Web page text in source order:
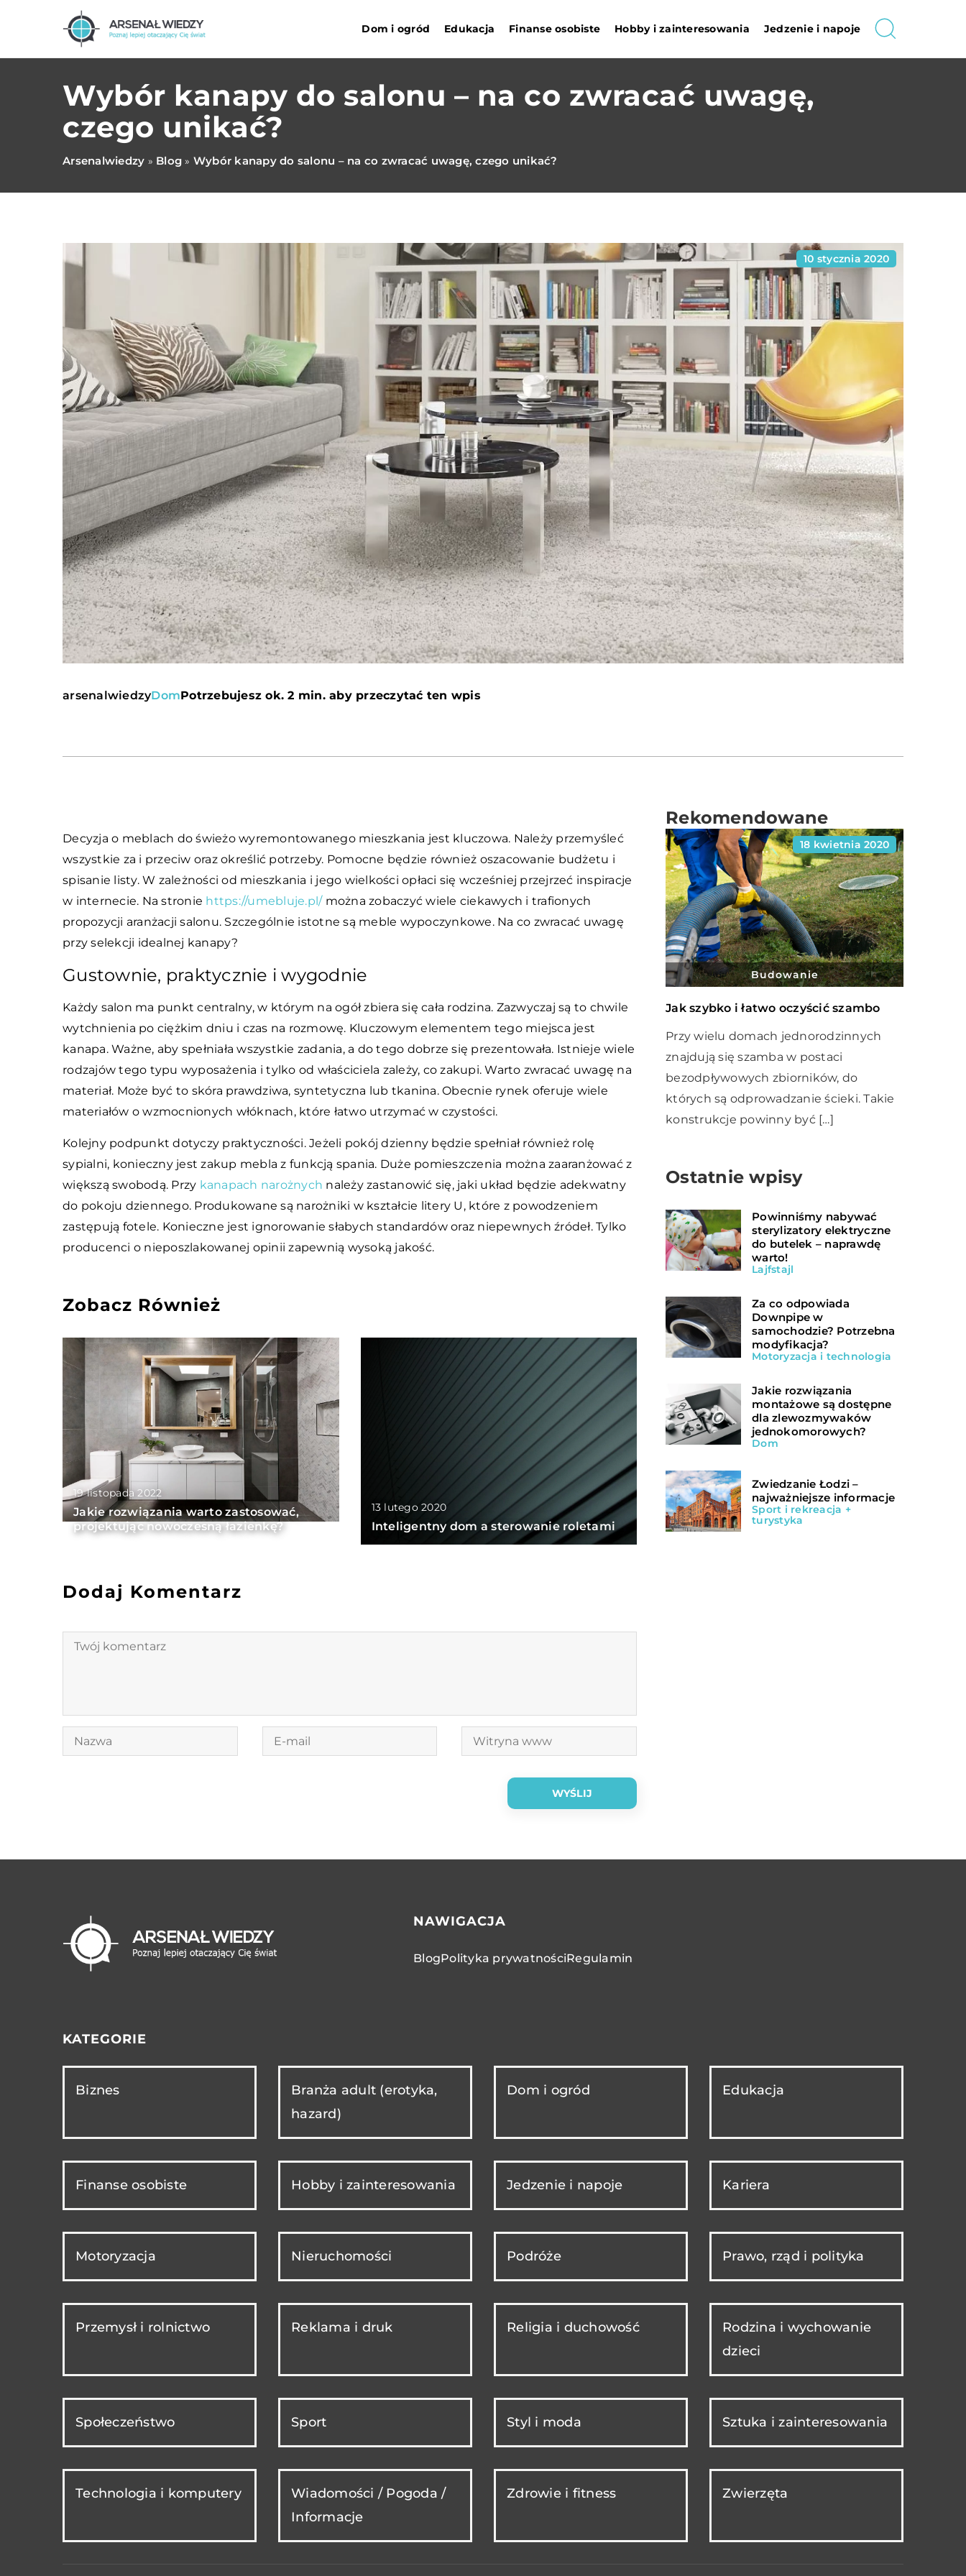
Dom i ogród Edukacja Finanse osobiste Hobby i zainteresowania Jedzenie i napoje
Wybór kanapy do salonu – na co zwracać uwagę,
czego unikać?
Arsenalwiedzy » Blog » Wybór kanapy do salonu – na co zwracać uwagę, czego unikać?
10 stycznia 2020
arsenalwiedzyDomPotrzebujesz ok. 2 min. aby przeczytać ten wpis
Decyzja o meblach do świeżo wyremontowanego mieszkania jest kluczowa. Należy przemyśleć
wszystkie za i przeciw oraz określić potrzeby. Pomocne będzie również oszacowanie budżetu i
spisanie listy. W zależności od mieszkania i jego wielkości opłaci się wcześniej przejrzeć inspiracje
w internecie. Na stronie https://umebluje.pl/można zobaczyć wiele ciekawych i trafionych
propozycji aranżacji salonu. Szczególnie istotne są meble wypoczynkowe. Na co zwracać uwagę
przy selekcji idealnej kanapy?
Gustownie, praktycznie i wygodnie
Każdy salon ma punkt centralny, w którym na ogół zbiera się cała rodzina. Zazwyczaj są to chwile
wytchnienia po ciężkim dniu i czas na rozmowę. Kluczowym elementem tego miejsca jest
kanapa. Ważne, aby spełniała wszystkie zadania, a do tego dobrze się prezentowała. Istnieje wiele
rodzajów tego typu wyposażenia i tylko od właściciela zależy, co zakupi. Warto zwracać uwagę na
materiał. Może być to skóra prawdziwa, syntetyczna lub tkanina. Obecnie rynek oferuje wiele
materiałów o wzmocnionych włóknach, które łatwo utrzymać w czystości.
Kolejny podpunkt dotyczy praktyczności. Jeżeli pokój dzienny będzie spełniał również rolę
sypialni, konieczny jest zakup mebla z funkcją spania. Duże pomieszczenia można zaaranżować z
większą swobodą. Przy kanapach narożnych należy zastanowić się, jaki układ będzie adekwatny
do pokoju dziennego. Produkowane są narożniki w kształcie litery U, które z powodzeniem
zastępują fotele. Konieczne jest ignorowanie słabych standardów oraz niepewnych źródeł. Tylko
producenci o nieposzlakowanej opinii zapewnią wysoką jakość.
Zobacz Również
19 listopada 2022
Jakie rozwiązania warto zastosować,
projektując nowoczesną łazienkę?
13 lutego 2020
Inteligentny dom a sterowanie roletami
Dodaj Komentarz
Rekomendowane
18 kwietnia 2020
Budowanie
Jak szybko i łatwo oczyścić szambo
Przy wielu domach jednorodzinnych
znajdują się szamba w postaci
bezodpływowych zbiorników, do
których są odprowadzanie ścieki. Takie
konstrukcje powinny być […]
Ostatnie wpisy
Powinniśmy nabywać
sterylizatory elektryczne
do butelek – naprawdę
warto!
Lajfstajl
Za co odpowiada
Downpipe w
samochodzie? Potrzebna
modyfikacja?
Motoryzacja i technologia
Jakie rozwiązania
montażowe są dostępne
dla zlewozmywaków
jednokomorowych?
Dom
Zwiedzanie Łodzi –
najważniejsze informacje
Sport i rekreacja +
turystyka
NAWIGACJA
BlogPolityka prywatnościRegulamin
KATEGORIE
Biznes
Branża adult (erotyka,
hazard)
Dom i ogród Edukacja
Finanse osobiste Hobby i zainteresowania Jedzenie i napoje Kariera
Motoryzacja Nieruchomości Podróże Prawo, rząd i polityka
Przemysł i rolnictwo Reklama i druk Religia i duchowość
Rodzina i wychowanie
dzieci
Społeczeństwo Sport Styl i moda Sztuka i zainteresowania
Technologia i komputery
Wiadomości / Pogoda /
Informacje
Zdrowie i fitness Zwierzęta